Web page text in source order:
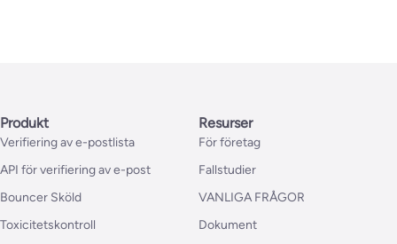
Produkt
Verifiering av e-postlista
API för verifiering av e-post
Bouncer Sköld
Toxicitetskontroll
Resurser
För företag
Fallstudier
VANLIGA FRÅGOR
Dokument